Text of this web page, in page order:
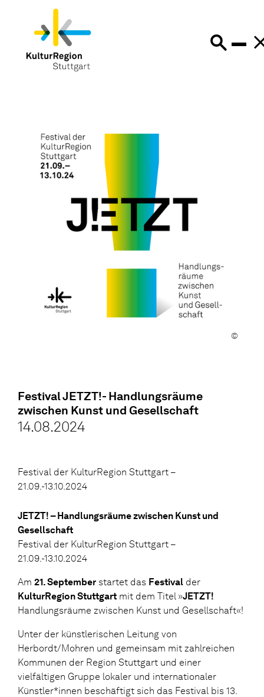
©
Festival JETZT!- Handlungsräume
zwischen Kunst und Gesellschaft
14.08.2024
Festival der KulturRegion Stuttgart –
21.09.-13.10.2024
JETZT! – Handlungsräume zwischen Kunst und
Gesellschaft
Festival der KulturRegion Stuttgart –
21.09.-13.10.2024
Am 21. September startet das Festival der
KulturRegion Stuttgart mit dem Titel »JETZT!
Handlungsräume zwischen Kunst und Gesellschaft«!
Unter der künstlerischen Leitung von
Herbordt/Mohren und gemeinsam mit zahlreichen
Kommunen der Region Stuttgart und einer
vielfältigen Gruppe lokaler und internationaler
Künstler*innen beschäftigt sich das Festival bis 13.